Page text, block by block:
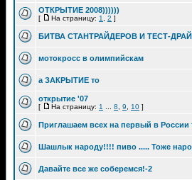
ОТКРЫТИЕ 2008))))))
[ На страницу: 1 2 ]
БИТВА СТАНТРАЙДЕРОВ И ТЕСТ-
мотокросс в олимпийскам
а ЗАКРЫТИЕ то
открытие '07
[ На страницу: 1 8 9 10 ]
Приглашаем всех на первый в России
Шашлык народу!!!! пиво ..... Тоже
Давайте все же соберемся!-2